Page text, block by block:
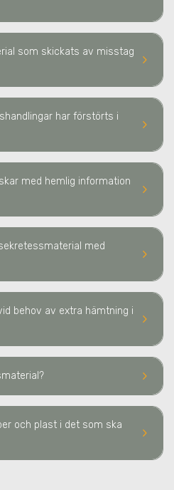
keyboard_arrow_right
som skickats av misstag
keyboard_arrow_right
har förstörts i
keyboard_arrow_right
med hemlig information
keyboard_arrow_right
med
keyboard_arrow_right
behov av extra hämtning i
keyboard_arrow_right
keyboard_arrow_right
och plast i det som ska